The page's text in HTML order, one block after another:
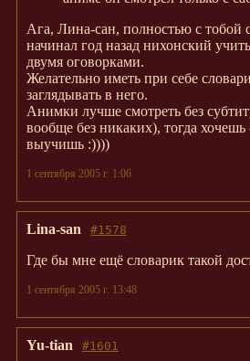
Ага, Лина-сан, полностью с тобой
начинал год назад нихонский
двумя оговорками.
Желательно иметь при себе
заглядывать в него.
Анимки лучше смотреть без
вообще без никаких), тогда
выучишь :))))
1 сентября 2005 г. 1:06
#1578
Lina-san
Где бы мне ещё словарик такой
1 сентября 2005 г. 13:48
#1601
Yu-tian